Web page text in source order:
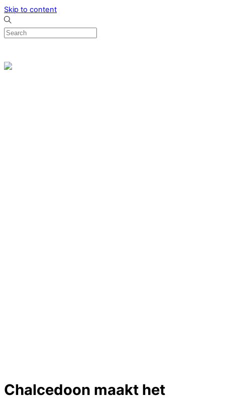
Skip to content
Chalcedoon maakt het